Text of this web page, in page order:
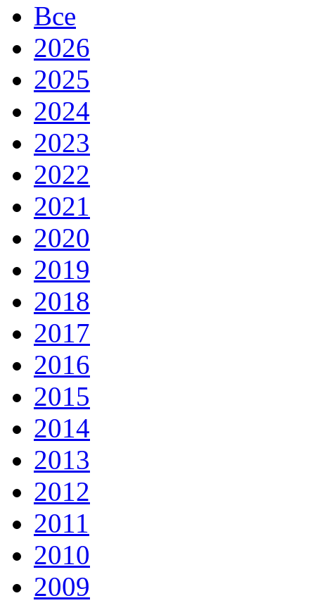
Все
2026
2025
2024
2023
2022
2021
2020
2019
2018
2017
2016
2015
2014
2013
2012
2011
2010
2009